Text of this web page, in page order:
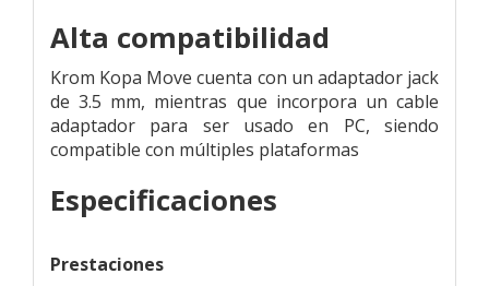
Alta compatibilidad
Krom Kopa Move cuenta con un adaptador jack
de 3.5 mm, mientras que incorpora un cable
adaptador para ser usado en PC, siendo
compatible con múltiples plataformas
Especificaciones
Prestaciones